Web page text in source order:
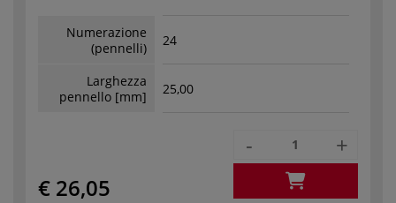
Numerazione
(pennelli)
24
Larghezza
pennello [mm]
25,00
€ 26,05
- +